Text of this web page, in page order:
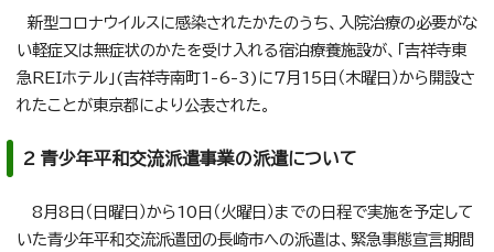
新型コロナウイルスに感染されたかたのうち、入院治療の必要がな
い軽症又は無症状のかたを受け入れる宿泊療養施設が、「吉祥寺東
急REIホテル」(吉祥寺南町1-6-3)に7月15日（木曜日）から開設さ
れたことが東京都により公表された。
2 青少年平和交流派遣事業の派遣について
8月8日（日曜日）から10日（火曜日）までの日程で実施を予定して
いた青少年平和交流派遣団の長崎市への派遣は、緊急事態宣言期間